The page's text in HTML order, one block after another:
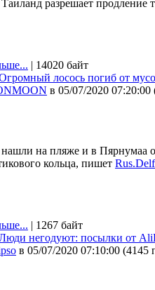
Таиланд разрешает
| 14020 байт
лосось погиб от
в 05/07/2020 07:20:00
на пляже и в Пярнумаа
кольца, пишет
| 1267 байт
негодуют: посылки от
в 05/07/2020 07:10:00 (4145